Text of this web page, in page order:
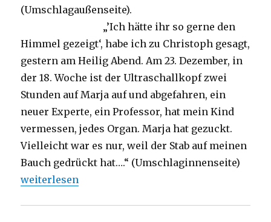
(Umschlagaußenseite).
„’Ich hätte ihr so gerne den
Himmel gezeigt‘, habe ich zu Christoph gesagt,
gestern am Heilig Abend. Am 23. Dezember, in
der 18. Woche ist der Ultraschallkopf zwei
Stunden auf Marja auf und abgefahren, ein
neuer Experte, ein Professor, hat mein Kind
vermessen, jedes Organ. Marja hat gezuckt.
Vielleicht war es nur, weil der Stab auf meinen
Bauch gedrückt hat….“ (Umschlaginnenseite)
„Entscheidung zum Leben, Rezension von
weiterlesen